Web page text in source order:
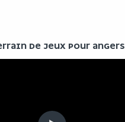
DE JEUX POUR ANGERS